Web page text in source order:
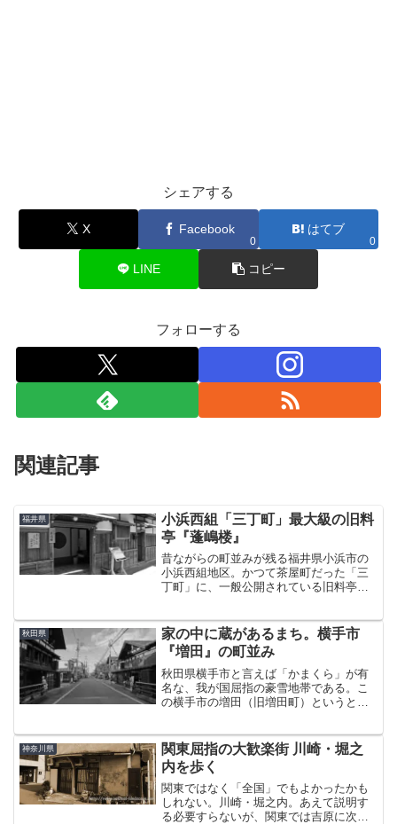
シェアする
X Facebook
0
はてブ
0
LINE コピー
フォローする
関連記事
福井県
小浜西組「三丁町」最大級の旧料
亭『蓬嶋楼』
昔ながらの町並みが残る福井県小浜市の
小浜西組地区。かつて茶屋町だった「三
丁町」に、一般公開されている旧料亭
初期から昭和期にかけて料亭を営んでい
た。明治10年頃は「谷民（...
秋田県
家の中に蔵があるまち。横手市
『増田』の町並み
秋田県横手市と言えば「かまくら」が有
名な、我が国屈指の豪雪地帯である。こ
の横手市の増田（旧増田町）というとこ
部から南へ10km以上離れており、お隣湯
沢のほうが全然...
神奈川県
関東屈指の大歓楽街 川崎・堀之
内を歩く
関東ではなく「全国」でもよかったかも
しれない。川崎・堀之内。あえて説明す
る必要すらないが、関東では吉原に次ぐ